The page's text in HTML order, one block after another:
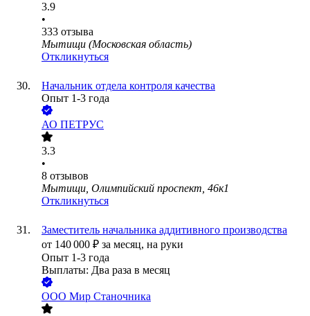
3.9
•
333 отзыва
Мытищи (Московская область)
Откликнуться
Начальник отдела контроля качества
Опыт 1-3 года
АО ПЕТРУС
3.3
•
8 отзывов
Мытищи, Олимпийский проспект, 46к1
Откликнуться
Заместитель начальника аддитивного производства
от 140 000 ₽ за месяц, на руки
Опыт 1-3 года
Выплаты: Два раза в месяц
ООО Мир Станочника